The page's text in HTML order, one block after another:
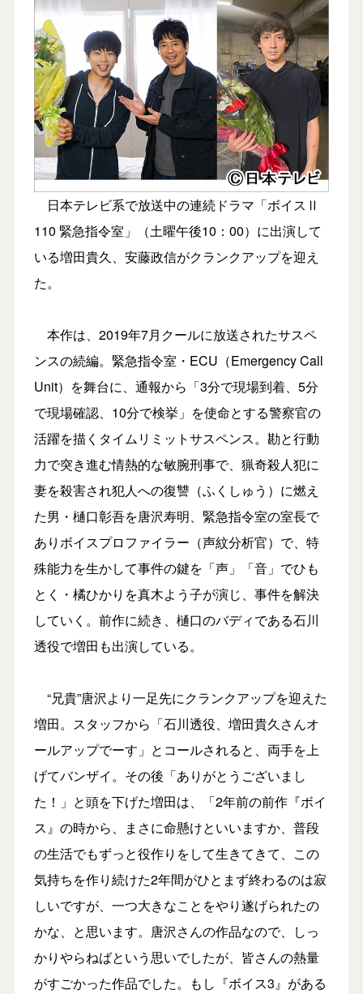
日本テレビ系で放送中の連続ドラマ「ボイスⅡ
110 緊急指令室」（土曜午後10：00）に出演して
いる増田貴久、安藤政信がクランクアップを迎え
た。
本作は、2019年7月クールに放送されたサスペ
ンスの続編。緊急指令室・ECU（Emergency Call
Unit）を舞台に、通報から「3分で現場到着、5分
で現場確認、10分で検挙」を使命とする警察官の
活躍を描くタイムリミットサスペンス。勘と行動
力で突き進む情熱的な敏腕刑事で、猟奇殺人犯に
妻を殺害され犯人への復讐（ふくしゅう）に燃え
た男・樋口彰吾を唐沢寿明、緊急指令室の室長で
ありボイスプロファイラー（声紋分析官）で、特
殊能力を生かして事件の鍵を「声」「音」でひも
とく・橘ひかりを真木よう子が演じ、事件を解決
していく。前作に続き、樋口のバディである石川
透役で増田も出演している。
“兄貴”唐沢より一足先にクランクアップを迎えた
増田。スタッフから「石川透役、増田貴久さんオ
ールアップでーす」とコールされると、両手を上
げてバンザイ。その後「ありがとうございまし
た！」と頭を下げた増田は、「2年前の前作『ボイ
ス』の時から、まさに命懸けといいますか、普段
の生活でもずっと役作りをして生きてきて、この
気持ちを作り続けた2年間がひとまず終わるのは寂
しいですが、一つ大きなことをやり遂げられたの
かな、と思います。唐沢さんの作品なので、しっ
かりやらねばという思いでしたが、皆さんの熱量
がすごかった作品でした。もし『ボイス3』がある